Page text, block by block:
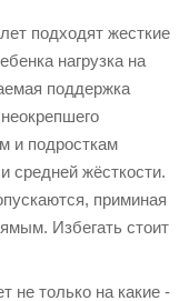
подходят жесткие
нагрузка на
поддержка
и подросткам
средней жёсткости.
приминая
Избегать стоит
не только на какие -